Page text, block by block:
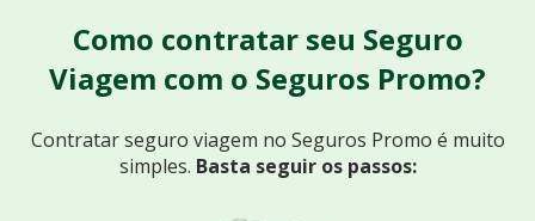
Como contratar seu Seguro
Viagem com o Seguros Promo?
Contratar seguro viagem no Seguros Promo é muito
simples. Basta seguir os passos: